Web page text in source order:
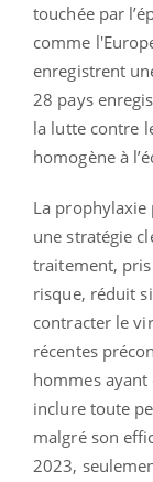
touchée par
comme
enregistrent
28 pays
la lutte contre
homogène à
La prophylaxie
une stratégie
traitement,
risque, réduit
contracter le
récentes
hommes
inclure toute
malgré son
2023,